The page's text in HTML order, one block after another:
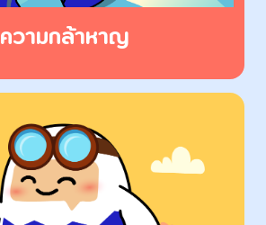
ความกล้าหาญ